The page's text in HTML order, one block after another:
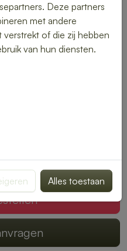
in Oh –
gemakkelijk
op jouw gewenste
knapperige broodjes – wij
en laat je verrassen
verzorgen?
Deze partners
met andere
of die zij hebben
van hun diensten.
Alles toestaan